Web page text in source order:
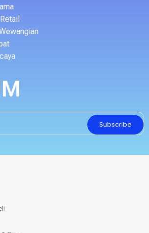
Subscribe